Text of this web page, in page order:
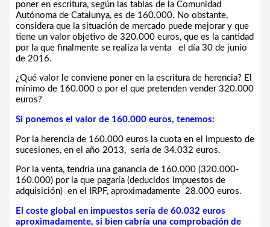
poner en escritura, según las tablas de la Comunidad
Autónoma de Catalunya, es de 160.000. No obstante,
considera que la situación de mercado puede mejorar y que
tiene un valor objetivo de 320.000 euros, que es la cantidad
por la que finalmente se realiza la venta el día 30 de junio
de 2016.
¿Qué valor le conviene poner en la escritura de herencia? El
mínimo de 160.000 o por el que pretenden vender 320.000
euros?
Si ponemos el valor de 160.000 euros, tenemos:
Por la herencia de 160.000 euros la cuota en el impuesto de
sucesiones, en el año 2013, sería de 34.032 euros.
Por la venta, tendría una ganancia de 160.000 (320.000-
160.000) por la que pagaría (deducidos impuestos de
adquisición) en el IRPF, aproximadamente 28.000 euros.
El coste global en impuestos sería de 60.032 euros
aproximadamente, si bien cabría una comprobación de